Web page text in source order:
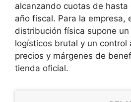
alcanzando cuotas de hasta
año fiscal. Para la empresa,
distribución física supone
logísticos brutal y un control
precios y márgenes de
tienda oficial.